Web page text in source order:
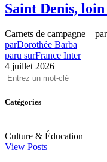
Saint Denis,
Carnets de campagne –
parDorothée Barba
paru surFrance Inter
4 juillet 2026
Catégories
Culture & Éducation
View Posts